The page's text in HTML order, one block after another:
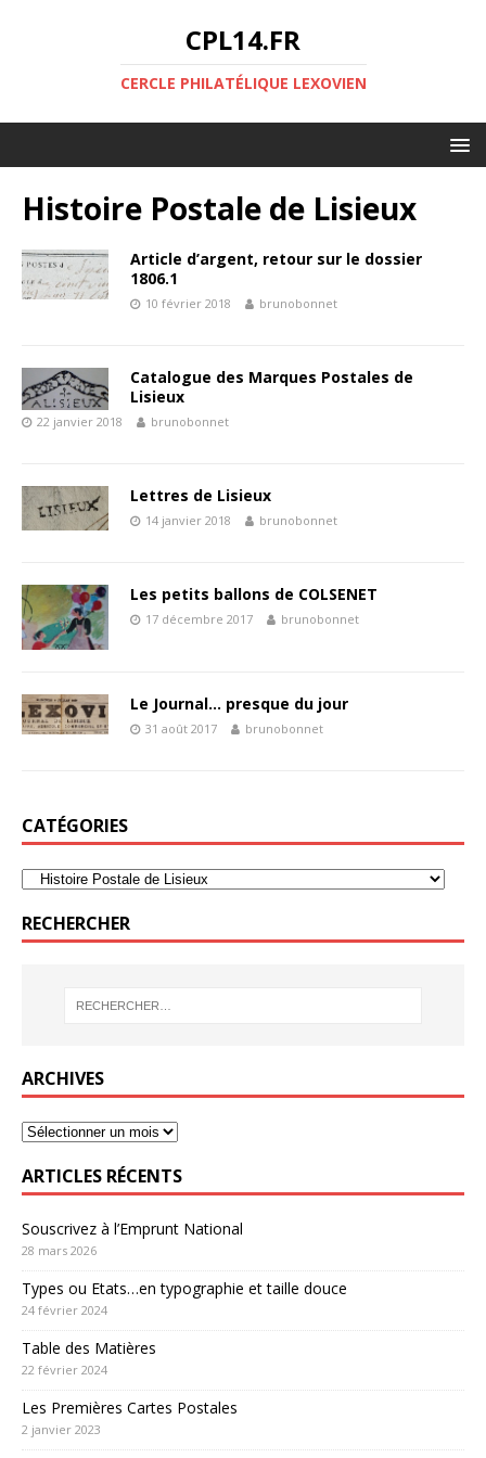
CPL14.FR
CERCLE PHILATÉLIQUE LEXOVIEN
Histoire Postale de Lisieux
Article d’argent, retour sur le dossier
1806.1
10 février 2018 brunobonnet
Catalogue des Marques Postales de
Lisieux
22 janvier 2018 brunobonnet
Lettres de Lisieux
14 janvier 2018 brunobonnet
Les petits ballons de COLSENET
17 décembre 2017 brunobonnet
Le Journal… presque du jour
31 août 2017 brunobonnet
CATÉGORIES
RECHERCHER
ARCHIVES
ARTICLES RÉCENTS
Souscrivez à l’Emprunt National
28 mars 2026
Types ou Etats…en typographie et taille douce
24 février 2024
Table des Matières
22 février 2024
Les Premières Cartes Postales
2 janvier 2023